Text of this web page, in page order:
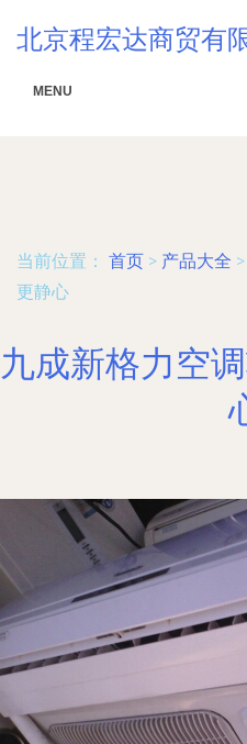
北京程宏达商贸有
MENU
当前位置： 首页 > 产品大全 >
更静心
九成新格力空